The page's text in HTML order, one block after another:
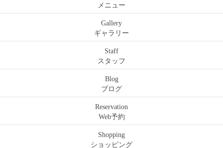
メニュー
Gallery
ギャラリー
Staff
スタッフ
Blog
ブログ
Reservation
Web予約
Shopping
ショッピング